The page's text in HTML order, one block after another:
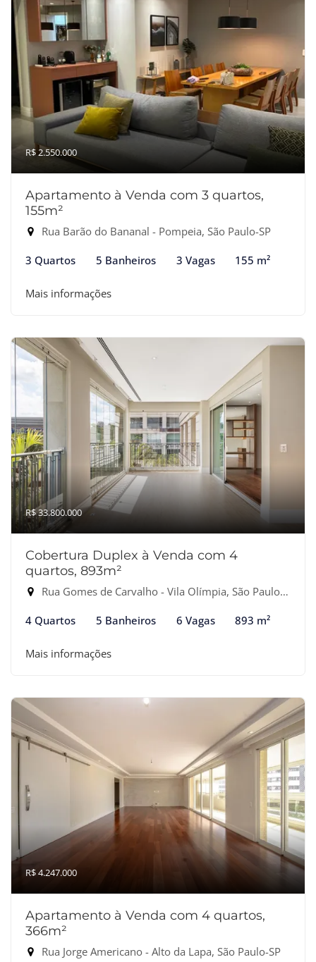
R$ 2.550.000
Apartamento à Venda com 3 quartos,
155m²
Rua Barão do Bananal - Pompeia, São Paulo-SP
3 Quartos 5 Banheiros 3 Vagas 155 m²
Mais informações
R$ 33.800.000
Cobertura Duplex à Venda com 4
quartos, 893m²
Rua Gomes de Carvalho - Vila Olímpia, São Paulo-SP
4 Quartos 5 Banheiros 6 Vagas 893 m²
Mais informações
R$ 4.247.000
Apartamento à Venda com 4 quartos,
366m²
Rua Jorge Americano - Alto da Lapa, São Paulo-SP